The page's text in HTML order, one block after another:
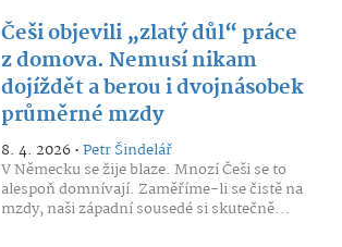
Češi objevili „zlatý důl“ práce
z domova. Nemusí nikam
dojíždět a berou i dvojnásobek
průměrné mzdy
8. 4. 2026 •Petr Šindelář
V Německu se žije blaze. Mnozí Češi se to
alespoň domnívají. Zaměříme-li se čistě na
mzdy, naši západní sousedé si skutečně...